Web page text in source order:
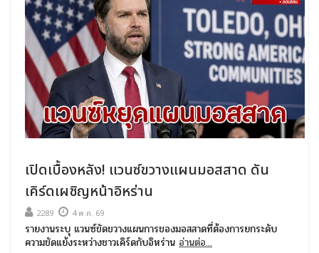
เปิดเบื้องหลัง! แวนซ์ขวางแผนมอสสาด ดัน
เคิร์ดเผชิญหน้าอิหร่าน
2289 4 พ.ค. 69
รายงานระบุ แวนซ์ขัดขวางแผนการของมอสสาดที่ต้องการยกระดับ
ความขัดแย้งระหว่างชาวเคิร์ดกับอิหร่าน อ่านต่อ...